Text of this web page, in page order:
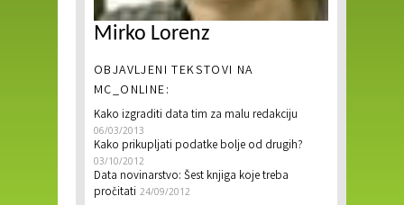
Mirko Lorenz
OBJAVLJENI TEKSTOVI NA
MC_ONLINE:
Kako izgraditi data tim za malu redakciju
06/03/2013
Kako prikupljati podatke bolje od drugih?
03/10/2012
Data novinarstvo: Šest knjiga koje treba
pročitati 24/09/2012